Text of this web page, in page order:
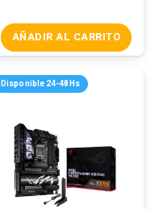
AÑADIR AL CARRITO
Disponible 24-48Hs